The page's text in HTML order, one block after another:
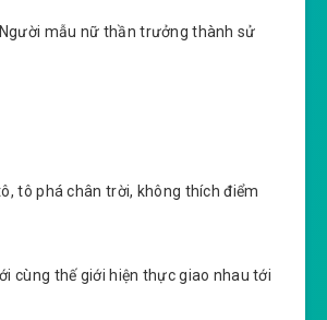
mẫu nữ thần trưởng thành sử
tô phá chân trời, không thích điểm
cùng thế giới hiện thực giao nhau tới